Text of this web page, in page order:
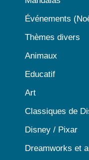
Événements
Thèmes divers
Animaux
Educatif
Art
Classiques de
Disney / Pixar
Dreamworks et